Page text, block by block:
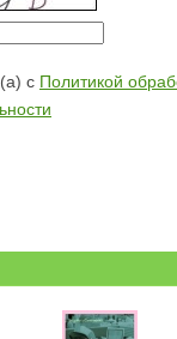
с Политикой